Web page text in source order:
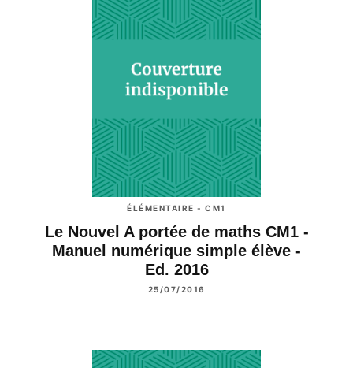
ÉLÉMENTAIRE - CM1
Le Nouvel A portée de maths CM1 -
Manuel numérique simple élève -
Ed. 2016
25/07/2016